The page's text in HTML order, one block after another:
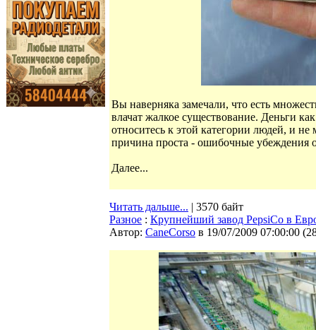
Вы наверняка замечали, что есть
влачат жалкое существование. Деньги
относитесь к этой категории людей, и
причина проста - ошибочные убеждения
Далее...
Читать дальше... | 3570 байт
Разное : Крупнейший завод PepsiCo в
Автор: CaneCorso в 19/07/2009 07:00:00 (